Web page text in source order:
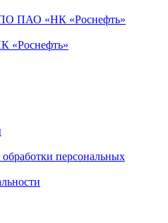
ПАО «НК «Роснефть»
персональных